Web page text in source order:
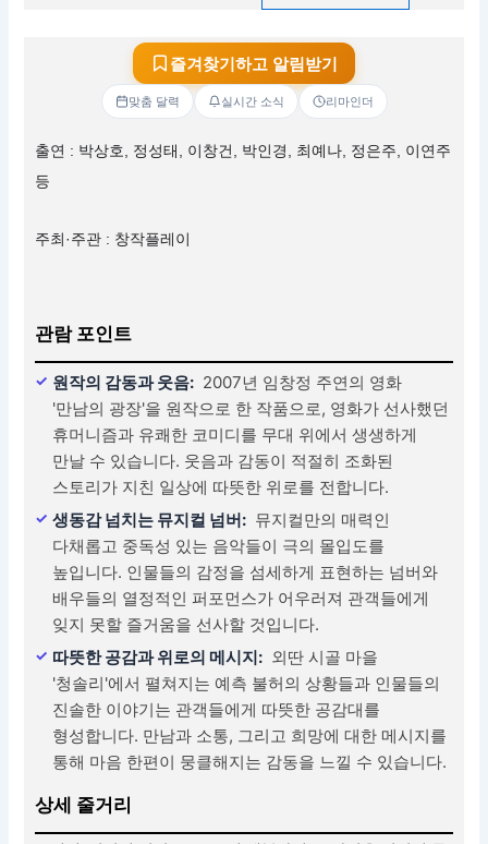
즐겨찾기하고 알림받기
맞춤 달력 실시간 소식 리마인더
출연 : 박상호, 정성태, 이창건, 박인경, 최예나, 정은주, 이연주
등
주최·주관 : 창작플레이
관람 포인트
원작의 감동과 웃음: 2007년 임창정 주연의 영화
'만남의 광장'을 원작으로 한 작품으로, 영화가 선사했던
휴머니즘과 유쾌한 코미디를 무대 위에서 생생하게
만날 수 있습니다. 웃음과 감동이 적절히 조화된
스토리가 지친 일상에 따뜻한 위로를 전합니다.
생동감 넘치는 뮤지컬 넘버: 뮤지컬만의 매력인
다채롭고 중독성 있는 음악들이 극의 몰입도를
높입니다. 인물들의 감정을 섬세하게 표현하는 넘버와
배우들의 열정적인 퍼포먼스가 어우러져 관객들에게
잊지 못할 즐거움을 선사할 것입니다.
따뜻한 공감과 위로의 메시지: 외딴 시골 마을
'청솔리'에서 펼쳐지는 예측 불허의 상황들과 인물들의
진솔한 이야기는 관객들에게 따뜻한 공감대를
형성합니다. 만남과 소통, 그리고 희망에 대한 메시지를
통해 마음 한편이 뭉클해지는 감동을 느낄 수 있습니다.
상세 줄거리